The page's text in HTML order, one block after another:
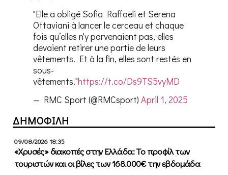
"Elle a obligé Sofia Raffaeli et Serena
Ottaviani à lancer le cerceau et chaque
fois qu’elles n'y parvenaient pas, elles
devaient retirer une partie de leurs
vêtements. Et à la fin, elles sont restés en
sous-
vêtements."https://t.co/Ds9TS5vyMD
— RMC Sport (@RMCsport) April 1, 2025
ΔΗΜΟΦΙΛΗ
09/08/2026 18:35
«Χρυσές» διακοπές στην Ελλάδα: Το προφίλ των
τουριστών και οι βίλες των 168.000€ την εβδομάδα